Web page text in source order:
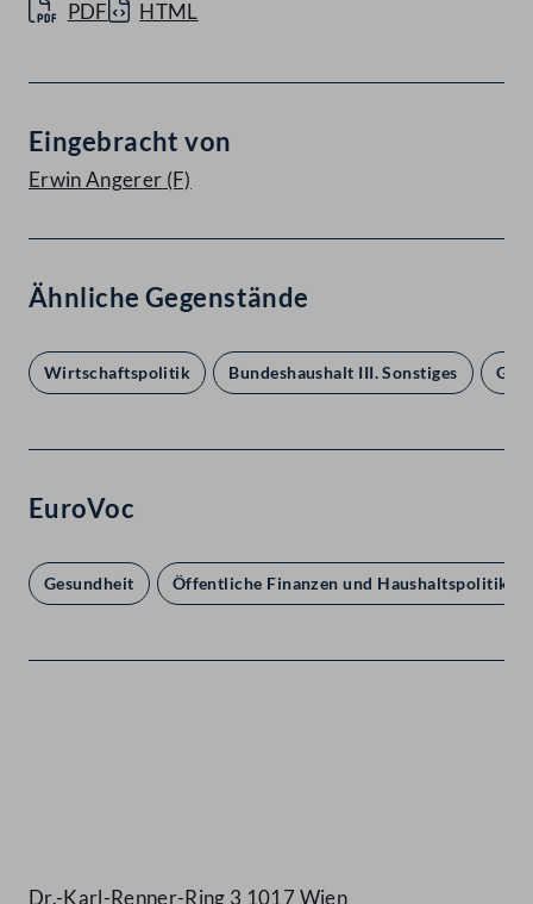
PDF
HTML
Eingebracht von
Erwin Angerer (F)
Ähnliche Gegenstände
Wirtschaftspolitik Bundeshaushalt III. Sonstiges
EuroVoc
Gesundheit Öffentliche Finanzen und Haushaltspolitik
Dr.-Karl-Renner-Ring 3 1017 Wien